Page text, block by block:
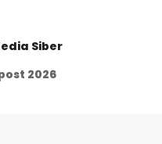
Siber
2026